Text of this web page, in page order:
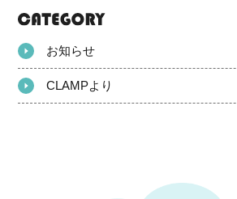
お知らせ
CLAMPより